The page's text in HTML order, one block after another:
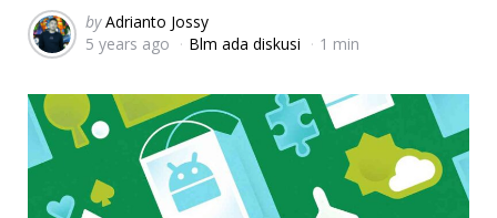
Posted
by
by Adrianto Jossy
5 years ago
Blm ada diskusi 1 min